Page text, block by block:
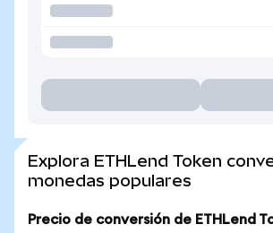
Explora ETHLend Token
monedas populares
Precio de conversión de ETHLend